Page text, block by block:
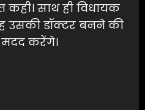
कही। साथ ही विधायक
उसकी डॉक्टर बनने की
करेंगे।